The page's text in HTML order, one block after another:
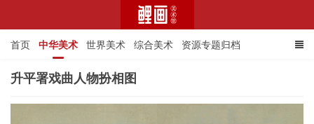
鲤画美术馆
首页 中华美术 世界美术 综合美术 资源专题归档
升平署戏曲人物扮相图